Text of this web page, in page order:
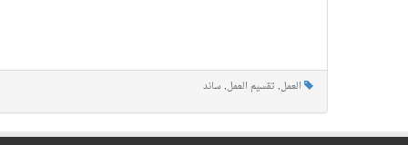
العمل, تقسيم العمل, ساند